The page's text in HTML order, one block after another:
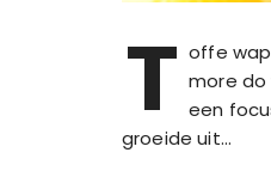
T offe
more do
een
groeide uit…